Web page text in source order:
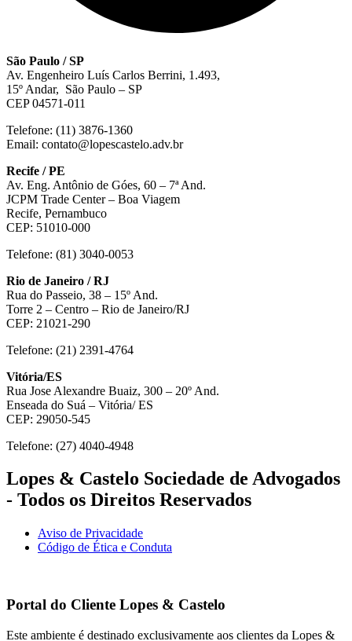
São Paulo / SP
Av. Engenheiro Luís Carlos Berrini, 1.493,
15º Andar, São Paulo – SP
CEP 04571-011
Telefone: (11) 3876-1360
Email: contato@lopescastelo.adv.br
Recife / PE
Av. Eng. Antônio de Góes, 60 – 7ª And.
JCPM Trade Center – Boa Viagem
Recife, Pernambuco
CEP: 51010-000
Telefone: (81) 3040-0053
Rio de Janeiro / RJ
Rua do Passeio, 38 – 15º And.
Torre 2 – Centro – Rio de Janeiro/RJ
CEP: 21021-290
Telefone: (21) 2391-4764
Vitória/ES
Rua Jose Alexandre Buaiz, 300 – 20º And.
Enseada do Suá – Vitória/ ES
CEP: 29050-545
Telefone: (27) 4040-4948
Lopes & Castelo Sociedade de Advogados
- Todos os Direitos Reservados
Aviso de Privacidade
Código de Ética e Conduta
Portal do Cliente Lopes & Castelo
Este ambiente é destinado exclusivamente aos clientes da Lopes &